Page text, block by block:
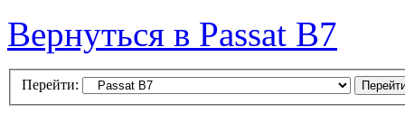
Вернуться в Passat B7
Перейти: